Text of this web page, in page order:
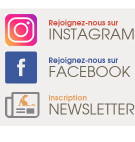
Rejoignez-nous sur
INSTAGRAM
Rejoignez-nous sur
FACEBOOK
Inscription
NEWSLETTER